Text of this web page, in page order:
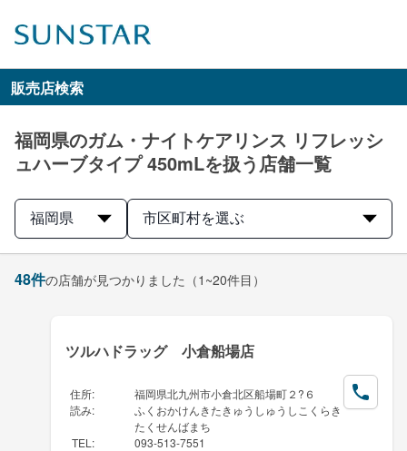
販売店検索
福岡県のガム・ナイトケアリンス リフレッシ
ュハーブタイプ 450mLを扱う店舗一覧
福岡県 市区町村を選ぶ
48件の店舗が見つかりました （1~20件目）
ツルハドラッグ 小倉船場店
住所:
福岡県北九州市小倉北区船場町２?６
読み:
ふくおかけんきたきゅうしゅうしこくらき
たくせんばまち
TEL : 093-513-7551